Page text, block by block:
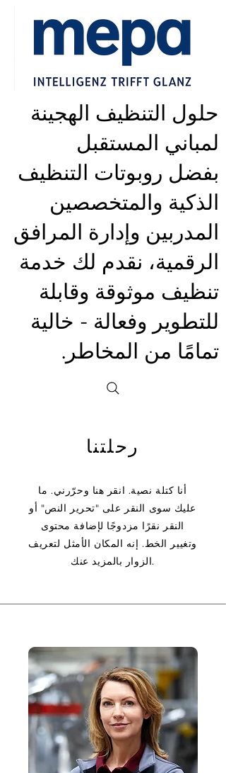
حلول التنظيف الهجينة
لمباني المستقبل
بفضل روبوتات التنظيف
الذكية والمتخصصين
المدربين وإدارة المرافق
الرقمية، نقدم لك خدمة
تنظيف موثوقة وقابلة
للتطوير وفعالة - خالية
تمامًا من المخاطر.
رحلتنا
أنا كتلة نصية. انقر هنا وحرّرني. ما
عليك سوى النقر على "تحرير النص" أو
النقر نقرًا مزدوجًا لإضافة محتوى
وتغيير الخط. إنه المكان الأمثل لتعريف
الزوار بالمزيد عنك.